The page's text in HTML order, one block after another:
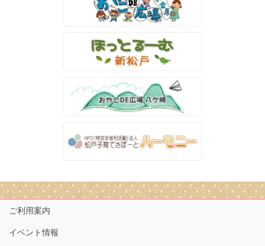
ご利用案内
イベント情報